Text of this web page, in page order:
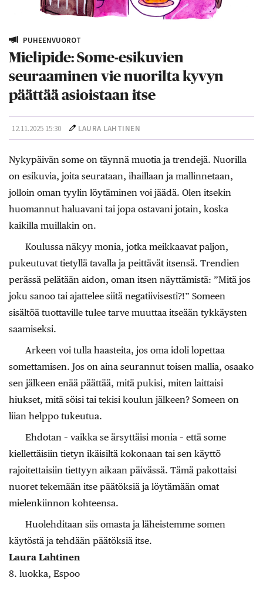
PUHEENVUOROT
Mielipide: Some-esikuvien
seuraaminen vie nuorilta kyvyn
päättää asioistaan itse
12.11.2025 15:30 LAURA LAHTINEN
Nykypäivän some on täynnä muotia ja trendejä. Nuorilla
on esikuvia, joita seurataan, ihaillaan ja mallinnetaan,
jolloin oman tyylin löytäminen voi jäädä. Olen itsekin
huomannut haluavani tai jopa ostavani jotain, koska
kaikilla muillakin on.
Koulussa näkyy monia, jotka meikkaavat paljon,
pukeutuvat tietyllä tavalla ja peittävät itsensä. Trendien
perässä pelätään aidon, oman itsen näyttämistä: ”Mitä jos
joku sanoo tai ajattelee siitä negatiivisesti?!” Someen
sisältöä tuottaville tulee tarve muuttaa itseään tykkäysten
saamiseksi.
Arkeen voi tulla haasteita, jos oma idoli lopettaa
somettamisen. Jos on aina seurannut toisen mallia, osaako
sen jälkeen enää päättää, mitä pukisi, miten laittaisi
hiukset, mitä söisi tai tekisi koulun jälkeen? Someen on
liian helppo tukeutua.
Ehdotan – vaikka se ärsyttäisi monia – että some
kiellettäisiin tietyn ikäisiltä kokonaan tai sen käyttö
rajoitettaisiin tiettyyn aikaan päivässä. Tämä pakottaisi
nuoret tekemään itse päätöksiä ja löytämään omat
mielenkiinnon kohteensa.
Huolehditaan siis omasta ja läheistemme somen
käytöstä ja tehdään päätöksiä itse.
Laura Lahtinen
8. luokka, Espoo